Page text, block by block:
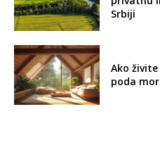
Srbiji
Ako
poda